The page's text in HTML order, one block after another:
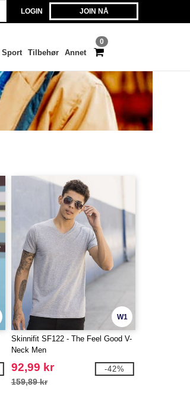
LOGIN JOIN NÅ
0
Sport Tilbehør Annet
W1
Skinnifit SF122 - The Feel Good V-
Neck Men
92,99 kr
159,89 kr
-42%